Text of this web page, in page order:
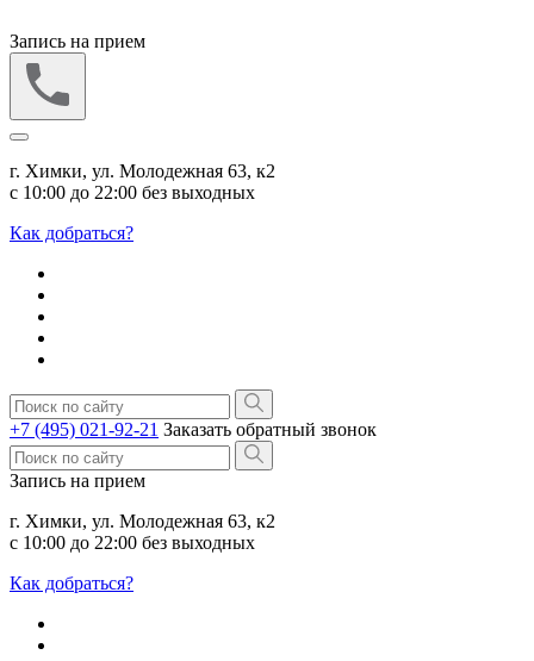
Запись на прием
г. Химки, ул. Молодежная 63, к2
с 10:00 до 22:00 без выходных
Как добраться?
+7 (495) 021-92-21 Заказать обратный звонок
Запись на прием
г. Химки, ул. Молодежная 63, к2
с 10:00 до 22:00 без выходных
Как добраться?